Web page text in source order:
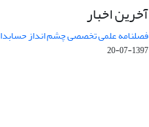
آخرین اخبار
فصلنامه علمی تخصصی چشم انداز
1397-07-20